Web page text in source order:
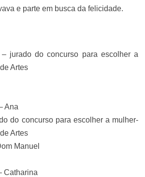
e parte em busca da felicidade.
jurado do concurso para escolher a
Artes
Ana
do concurso para escolher a mulher-
Artes
Manuel
Catharina